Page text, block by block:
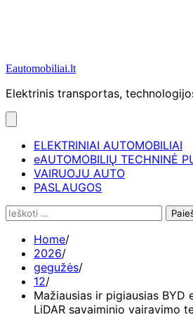
Eautomobiliai.lt
Elektrinis transportas,
ELEKTRINIAI AUTOMOBILIAI
eAUTOMOBILIŲ TECHNINĖ
VAIRUOJU AUTO
PASLAUGOS
Ieškoti:
Home
2026
gegužės
12
Mažiausias ir pigiausias BYD
LiDAR savaiminio vairavimo